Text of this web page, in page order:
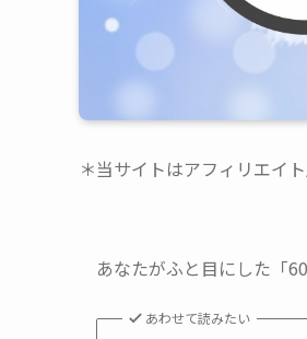
＊当サイトはアフィリエイ
あなたがふと目にした「
あわせて読みたい